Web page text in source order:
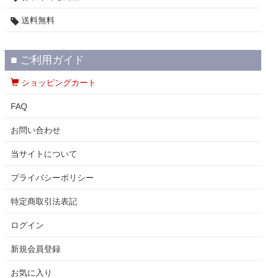
送料無料
■ ご利用ガイド
ショッピングカート
FAQ
お問い合わせ
当サイトについて
プライバシーポリシー
特定商取引法表記
ログイン
新規会員登録
お気に入り